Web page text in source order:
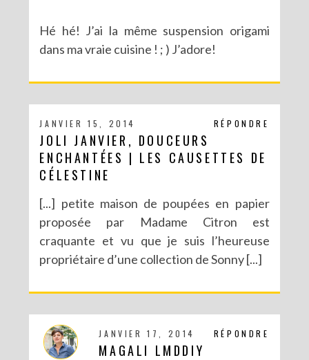
Hé hé! J’ai la même suspension origami
dans ma vraie cuisine ! ; ) J’adore!
RÉPONDRE
JANVIER 15, 2014
JOLI JANVIER, DOUCEURS
ENCHANTÉES | LES CAUSETTES DE
CÉLESTINE
[...] petite maison de poupées en papier
proposée par Madame Citron est
craquante et vu que je suis l’heureuse
propriétaire d’une collection de Sonny [...]
RÉPONDRE
JANVIER 17, 2014
MAGALI LMDDIY